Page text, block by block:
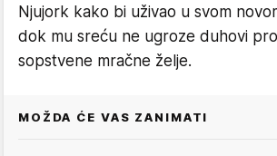
Njujork kako bi uživao u svom
dok mu sreću ne ugroze duhovi
sopstvene mračne želje.
MOŽDA ĆE VAS ZANIMATI